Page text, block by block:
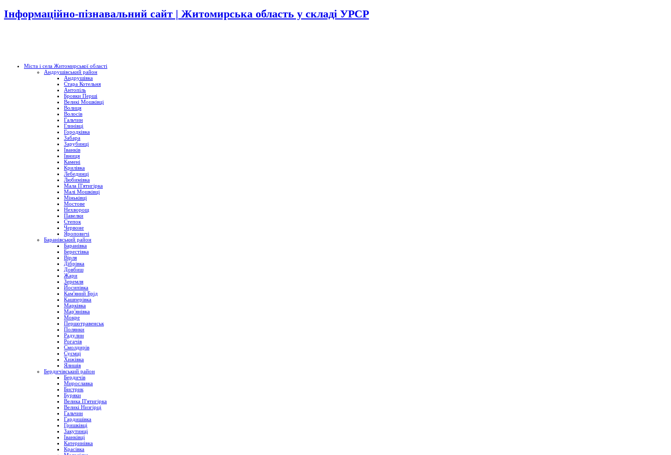
Інформаційно-пізнавальний сайт | Житомирська область у складі УРСР
Міста і села Житомирської області
Андрушівський район
Андрушівка
Стара Котельня
Антопіль
Бровки Перші
Великі Мошківці
Волиця
Волосів
Гальчин
Глинівці
Городківка
Забара
Зарубинці
Іванків
Івниця
Камені
Крилівка
Лебединці
Любимівка
Мала П'ятигірка
Малі Мошківці
Міньківці
Мостове
Нехворощ
Павелки
Степок
Червоне
Яроповичі
Баранівський район
Баранівка
Берестівка
Вірля
Дібрівка
Довбиш
Жари
Зеремля
Йосипівка
Кам'яний Брід
Кашперівка
Марківка
Мар'янівка
Мокре
Першотравенськ
Полянки
Радулин
Рогачів
Смолдирів
Суємці
Хижівка
Ялишів
Бердичівський район
Бердичів
Мирославка
Бистрик
Буряки
Велика П'ятигірка
Великі Низгірці
Гальчин
Гардишівка
Гришківці
Закутинці
Іванківці
Катеринівка
Красівка